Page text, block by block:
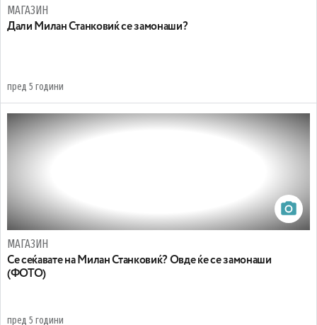
МАГАЗИН
Дали Милан Станковиќ се замонаши?
пред 5 години
МАГАЗИН
Се сеќавате на Милан Станковиќ? Овде ќе се замонаши
(ФОТО)
пред 5 години